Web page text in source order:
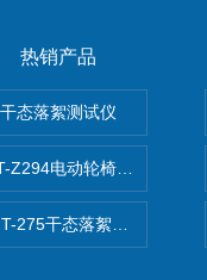
热销产品
干态落絮测试仪
Z294电动轮椅车耗电量测
275干态落絮测试仪